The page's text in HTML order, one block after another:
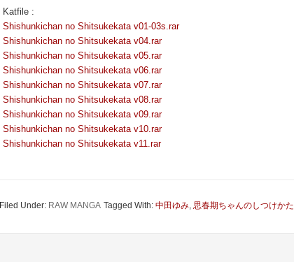
Katfile :
Shishunkichan no Shitsukekata v01-03s.rar
Shishunkichan no Shitsukekata v04.rar
Shishunkichan no Shitsukekata v05.rar
Shishunkichan no Shitsukekata v06.rar
Shishunkichan no Shitsukekata v07.rar
Shishunkichan no Shitsukekata v08.rar
Shishunkichan no Shitsukekata v09.rar
Shishunkichan no Shitsukekata v10.rar
Shishunkichan no Shitsukekata v11.rar
Filed Under: RAW MANGA Tagged With: 中田ゆみ, 思春期ちゃんのしつけかた